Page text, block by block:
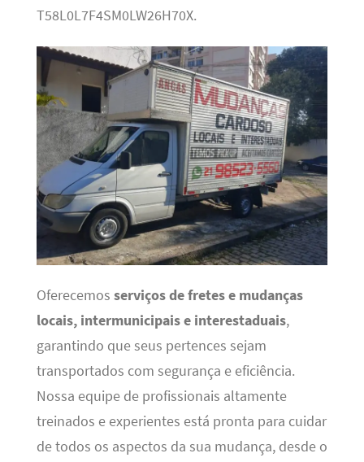
T58L0L7F4SM0LW26H70X.
Oferecemos serviços de fretes e mudanças
locais, intermunicipais e interestaduais,
garantindo que seus pertences sejam
transportados com segurança e eficiência.
Nossa equipe de profissionais altamente
treinados e experientes está pronta para cuidar
de todos os aspectos da sua mudança, desde o